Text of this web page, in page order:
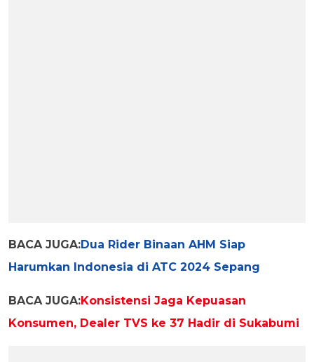
BACA JUGA:Dua Rider Binaan AHM Siap
Harumkan Indonesia di ATC 2024 Sepang
BACA JUGA:Konsistensi Jaga Kepuasan
Konsumen, Dealer TVS ke 37 Hadir di Sukabumi